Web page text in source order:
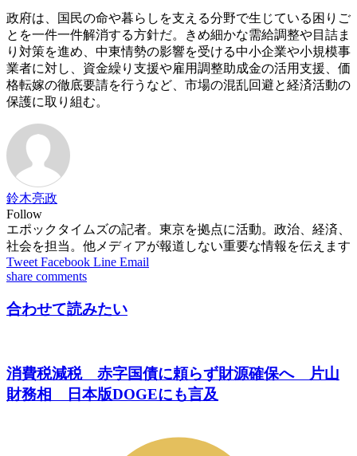
政府は、国民の命や暮らしを支える分野で生じている困りご
とを一件一件解消する方針だ。きめ細かな需給調整や目詰ま
り対策を進め、中東情勢の影響を受ける中小企業や小規模事
業者に対し、資金繰り支援や雇用調整助成金の活用支援、価
格転嫁の徹底要請を行うなど、市場の混乱回避と経済活動の
保護に取り組む。
鈴木亮政
Follow
エポックタイムズの記者。東京を拠点に活動。政治、経済、
社会を担当。他メディアが報道しない重要な情報を伝えます
Tweet Facebook Line Email
share comments
合わせて読みたい
消費税減税 赤字国債に頼らず財源確保へ 片山
財務相 日本版DOGEにも言及